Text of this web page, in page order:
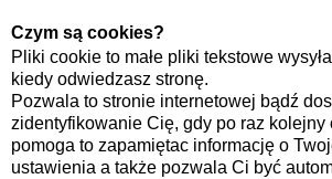
Czym są cookies?
Pliki cookie to małe pliki tekstowe
kiedy odwiedzasz stronę.
Pozwala to stronie internetowej bądź
zidentyfikowanie Cię, gdy po raz kolejny
pomoga to zapamiętac informację o
ustawienia a także pozwala Ci być